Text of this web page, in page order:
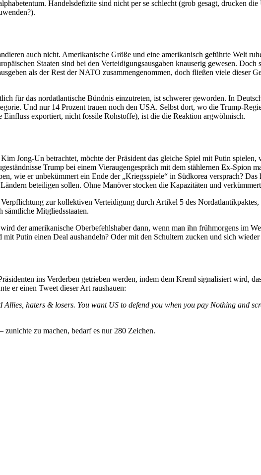
Handels­de­fizite sind nicht per se schlecht (grob gesagt, drucken
auch nicht. Ameri­ka­nische Größe und eine ameri­ka­nisch geführte Welt
Staaten sind bei den Vertei­di­gungs­aus­gaben knauserig gewesen. Doch
als der Rest der NATO zusam­men­ge­nommen, doch fließen viele dieser
für das nordat­lan­tische Bündnis einzu­treten, ist schwerer geworden. In
Und nur 14 Prozent trauen noch den USA. Selbst dort, wo die Trump-
expor­tiert, nicht fossile Rohstoffe), ist die die Reaktion argwöhnisch.
Jong-Un betrachtet, möchte der Präsident das gleiche Spiel mit Putin spielen,
Trump bei einem Vierau­gen­ge­spräch mit dem stählernen Ex-Spion
wie er unbekümmert ein Ende der „Kriegs­spiele“ in Südkorea versprach?
betei­ligen sollen. Ohne Manöver stocken die Kapazi­täten und
zur kollek­tiven Vertei­digung durch Artikel 5 des
sämtliche Mitgliedsstaaten.
der ameri­ka­nische Oberbe­fehls­haber dann, wenn man ihn frühmorgens im
Putin einen Deal aushandeln? Oder mit den Schultern zucken und sich
ins Verderben getrieben werden, indem dem Kreml signa­li­siert wird,
er einen Tweet dieser Art raushauen:
Allies, haters & losers. You want US to defend you when you pay Nothing and
zu machen, bedarf es nur 280 Zeichen.